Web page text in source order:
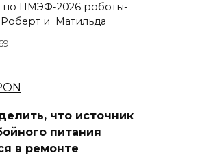
по ПМЭФ-2026 роботы-
и Матильда
что источник
питания
в ремонте